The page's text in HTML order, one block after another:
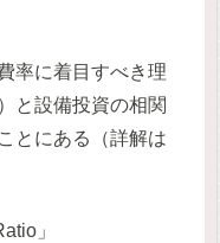
率に着目すべき理
と設備投資の相関
とにある（詳解は
」